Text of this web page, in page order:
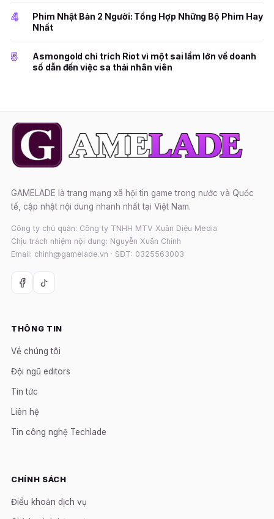
4
Phim Nhật Bản 2 Người: Tổng Hợp Những Bộ Phim Hay
Nhất
5
Asmongold chỉ trích Riot vì một sai lầm lớn về doanh
số dẫn đến việc sa thải nhân viên
GAMELADE là trang mạng xã hội tin game trong nước và Quốc
tế, cập nhật nội dung nhanh nhất tại Việt Nam.
Công ty chủ quản: Công ty TNHH MTV Xuân Diệu Media
Chịu trách nhiệm nội dung: Nguyễn Xuân Chính
Email: chinh@gamelade.vn · SĐT: 0325563003
THÔNG TIN
Về chúng tôi
Đội ngũ editors
Tin tức
Liên hệ
Tin công nghệ Techlade
CHÍNH SÁCH
Điều khoản dịch vụ